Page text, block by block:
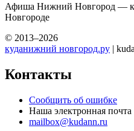
Афиша Нижний Новгород —
Новгороде
© 2013–2026
куданижний новгород.ру |
Контакты
Сообщить об ошибке
Наша электронная почта
mailbox@kudann.ru